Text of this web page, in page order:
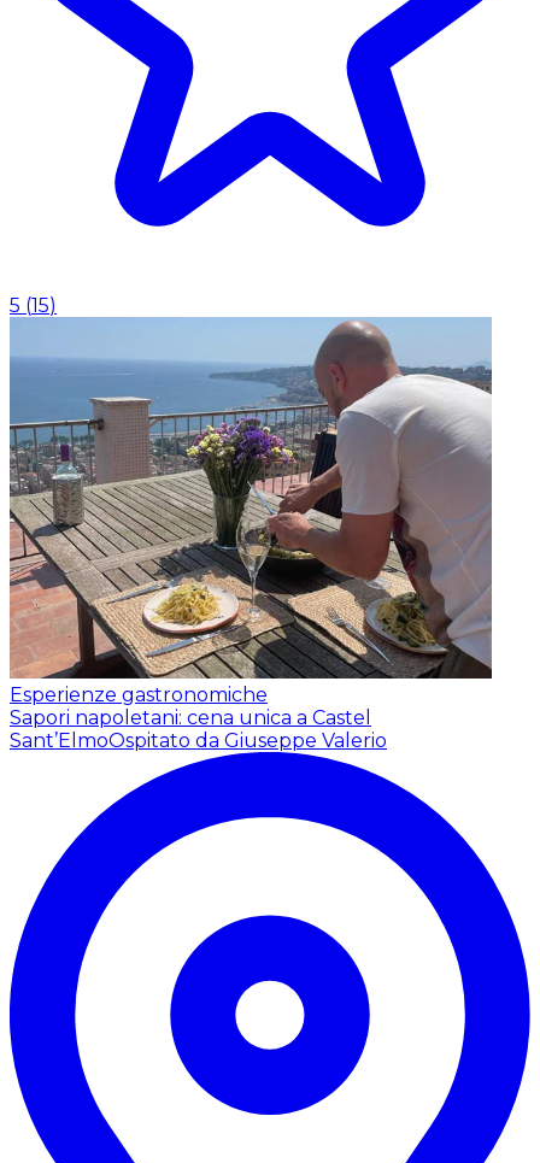
5 (15)
Esperienze gastronomiche
Sapori napoletani: cena unica a Castel
Sant’ElmoOspitato da Giuseppe Valerio